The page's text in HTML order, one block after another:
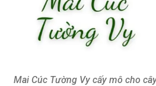
Mai Cúc Tường Vy cấy mô cho